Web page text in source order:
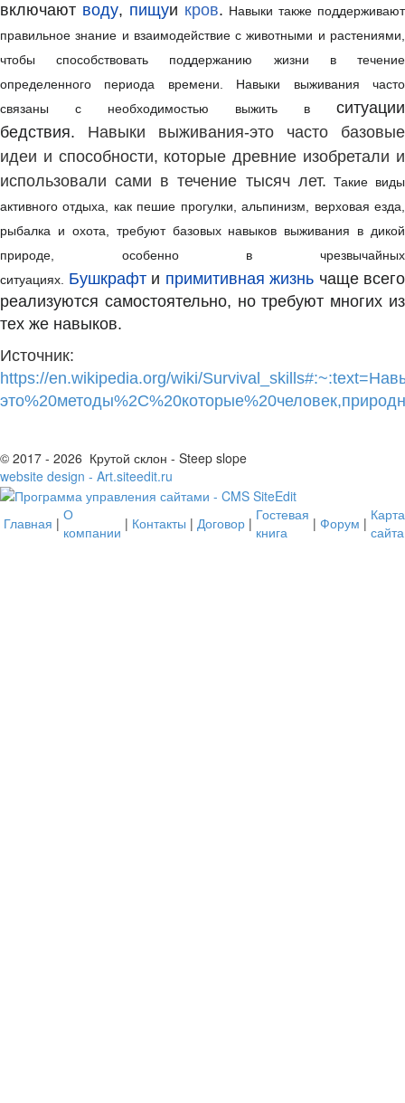
включают воду, пищуи кров. Навыки также поддерживают
правильное знание и взаимодействие с животными и растениями,
чтобы способствовать поддержанию жизни в течение
определенного периода времени.
Навыки выживания часто
связаны с необходимостью выжить в
ситуации
бедствия. Навыки выживания-это часто базовые
идеи и способности, которые древние изобретали и
использовали сами в течение тысяч лет. Такие виды
активного отдыха, как пешие прогулки, альпинизм, верховая езда,
рыбалка и охота, требуют базовых навыков выживания в дикой
природе, особенно в чрезвычайных
ситуациях.
Бушкрафт и примитивная жизнь чаще всего
реализуются самостоятельно, но требуют многих из
тех же навыков.
Источник:
https://en.wikipedia.org/wiki/
© 2017 - 2026 Крутой склон - Steep slope
website design - Art.siteedit.ru
Главная | О
компании | Контакты | Договор | Гостевая
книга
| Форум | Карта
сайта